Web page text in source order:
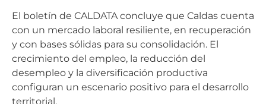
El boletín de CALDATA concluye que Caldas cuenta
con un mercado laboral resiliente, en recuperación
y con bases sólidas para su consolidación. El
crecimiento del empleo, la reducción del
desempleo y la diversificación productiva
configuran un escenario positivo para el desarrollo
territorial.